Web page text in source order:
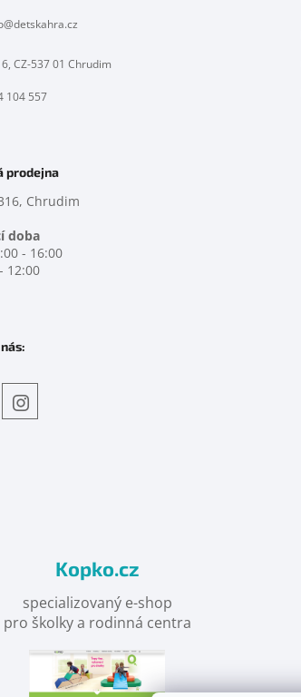
@detskahra.cz
CZ-537 01 Chrudim
104 557
prodejna
Chrudim
doba
- 16:00
12:00
Kopko.cz
specializovaný e-shop
pro školky a rodinná centra